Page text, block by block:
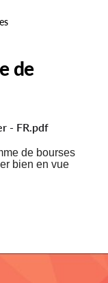
de
- FR.pdf
de bourses
bien en vue